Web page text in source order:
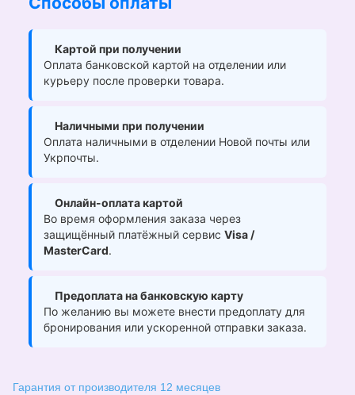
Картой при получении
Оплата банковской картой на отделении или
курьеру после проверки товара.
Наличными при получении
Оплата наличными в отделении Новой почты или
Укрпочты.
Онлайн-оплата картой
Во время оформления заказа через
защищённый платёжный сервис Visa /
MasterCard.
Предоплата на банковскую карту
По желанию вы можете внести предоплату для
бронирования или ускоренной отправки заказа.
Гарантия от производителя 12 месяцев